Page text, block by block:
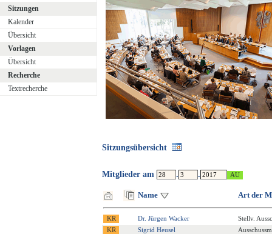
Sitzungen
Kalender
Übersicht
Vorlagen
Übersicht
Recherche
Textrecherche
Sitzungsübersicht
Mitglieder am . .
Name Art der
Dr. Jürgen Wacker
Stellv.
Sigrid Heusel